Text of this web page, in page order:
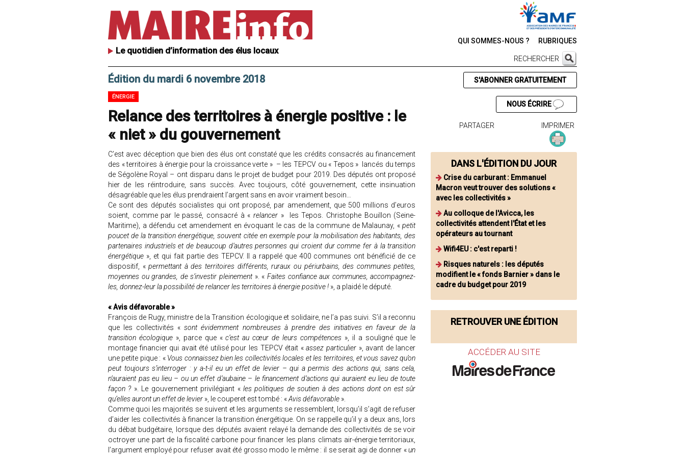
Le quotidien d’information des élus locaux
QUI SOMMES-NOUS ? RUBRIQUES
RECHERCHER
Édition du mardi 6 novembre 2018
ÉNERGIE
Relance des territoires à énergie positive : le
« niet » du gouvernement
C’est avec déception que bien des élus ont constaté que les crédits consacrés au financement
des « territoires à énergie pour la croissance verte » – les TEPCV ou « Tepos » lancés du temps
de Ségolène Royal – ont disparu dans le projet de budget pour 2019. Des députés ont proposé
hier de les réintroduire, sans succès. Avec toujours, côté gouvernement, cette insinuation
désagréable que les élus prendraient l’argent sans en avoir vraiment besoin…
Ce sont des députés socialistes qui ont proposé, par amendement, que 500 millions d’euros
soient, comme par le passé, consacré à « relancer » les Tepos. Christophe Bouillon (Seine-
Maritime), a défendu cet amendement en évoquant le cas de la commune de Malaunay, «petit
poucet de la transition énergétique, souvent citée en exemple pour la mobilisation des habitants, des
partenaires industriels et de beaucoup d’autres personnes qui croient dur comme fer à la transition
énergétique », et qui fait partie des TEPCV. Il a rappelé que 400 communes ont bénéficié de ce
dispositif, «permettant à des territoires différents, ruraux ou périurbains, des communes petites,
moyennes ou grandes, de s’investir pleinement». « Faites confiance aux communes, accompagnez-
les, donnez-leur la possibilité de relancer les territoires à énergie positive ! », a plaidé le député.
« Avis défavorable »
François de Rugy, ministre de la Transition écologique et solidaire, ne l’a pas suivi. S’il a reconnu
que les collectivités «sont évidemment nombreuses à prendre des initiatives en faveur de la
transition écologique», parce que «c’est au cœur de leurs compétences », il a souligné que le
montage financier qui avait été utilisé pour les TEPCV était «assez particulier », avant de lancer
une petite pique : « Vous connaissez bien les collectivités locales et les territoires, et vous savez qu’on
peut toujours s’interroger : y a-t-il eu un effet de levier – qui a permis des actions qui, sans cela,
n’auraient pas eu lieu – ou un effet d’aubaine – le financement d’actions qui auraient eu lieu de toute
façon ? ». Le gouvernement privilégiant «les politiques de soutien à des actions dont on est sûr
qu’elles auront un effet de levier », le couperet est tombé : «Avis défavorable ».
Comme quoi les majorités se suivent et les arguments se ressemblent, lorsqu’il s’agit de refuser
d’aider les collectivités à financer la transition énergétique. On se rappelle qu’il y a deux ans, lors
du débat budgétaire, lorsque des députés avaient relayé la demande des collectivités de se voir
octroyer une part de la fiscalité carbone pour financer les plans climats air-énergie territoriaux,
l’argument employé pour refuser avait été grosso modo le même : il se serait agi de donner «un
S'ABONNER GRATUITEMENT
NOUS ÉCRIRE
PARTAGER IMPRIMER
DANS L'ÉDITION DU JOUR
Crise du carburant : Emmanuel
Macron veut trouver des solutions «
avec les collectivités »
Au colloque de l'Avicca, les
collectivités attendent l'État et les
opérateurs au tournant
Wifi4EU : c'est reparti !
Risques naturels : les députés
modifient le « fonds Barnier » dans le
cadre du budget pour 2019
RETROUVER UNE ÉDITION
ACCÉDER AU SITE